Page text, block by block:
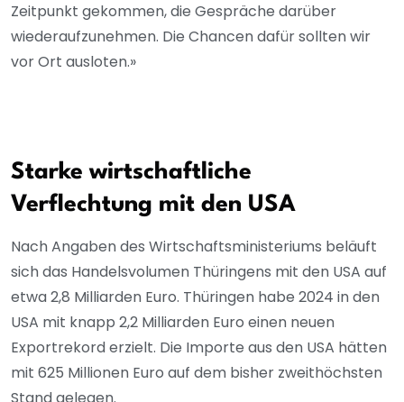
Zeitpunkt gekommen, die Gespräche darüber
wiederaufzunehmen. Die Chancen dafür sollten wir
vor Ort ausloten.»
Starke wirtschaftliche
Verflechtung mit den USA
Nach Angaben des Wirtschaftsministeriums beläuft
sich das Handelsvolumen Thüringens mit den USA auf
etwa 2,8 Milliarden Euro. Thüringen habe 2024 in den
USA mit knapp 2,2 Milliarden Euro einen neuen
Exportrekord erzielt. Die Importe aus den USA hätten
mit 625 Millionen Euro auf dem bisher zweithöchsten